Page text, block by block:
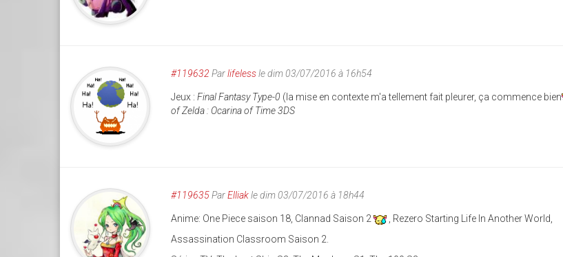
#119632 Parlifelessle dim 03/07/2016 à 16h54
Jeux :Final Fantasy Type-0 (la mise en contexte m'a tellement fait pleurer, ça commence bien
of Zelda : Ocarina of Time 3DS
#119635ParElliakle dim 03/07/2016 à 18h44
Anime: One Piece saison 18, Clannad Saison 2
, Rezero Starting Life In Another World,
Assassination Classroom Saison 2.